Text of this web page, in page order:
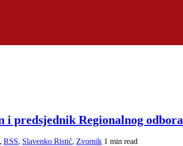
predsjednik Regionalnog odbora
, RSS, Slavenko Ristić, Zvornik 1 min read